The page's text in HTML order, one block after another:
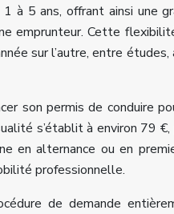
à 5 ans, offrant ainsi une
emprunteur. Cette
sur l’autre, entre
son permis de conduire
s’établit à environ 79
en alternance ou en
professionnelle.
de demande